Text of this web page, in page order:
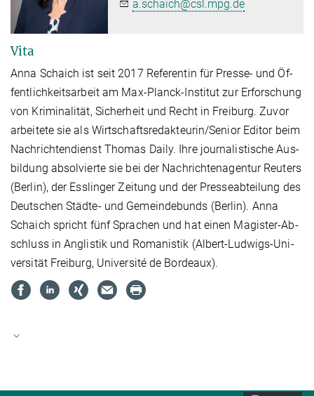
a.schaich@csl.mpg.de
Vita
An­na Schaich ist seit 2017 Re­fe­ren­tin für Pres­se- und Öf­
fent­lich­keits­ar­beit am Max-Planck-In­sti­tut zur Er­for­schung
von Kri­mi­na­li­tät, Si­cher­heit und Recht in Frei­burg. Zu­vor
ar­bei­te­te sie als Wirt­schafts­re­dak­teu­rin/Se­ni­or Edi­tor beim
Nach­rich­ten­dienst Tho­mas Dai­ly. Ih­re jour­na­lis­ti­sche Aus­
bil­dung ab­sol­vier­te sie bei der Nach­rich­ten­agen­tur Reu­ters
(Ber­lin), der Ess­lin­ger Zei­tung und der Pres­se­ab­tei­lung des
Deut­schen Städ­te- und Ge­mein­de­bunds (Ber­lin). An­na
Schaich spricht fünf Spra­chen und hat einen Ma­gis­ter-Ab­
schluss in An­glis­tik und Ro­ma­nis­tik (Al­bert-Lud­wigs-Uni­
ver­si­tät Frei­burg, Uni­ver­sité de Bor­deaux).